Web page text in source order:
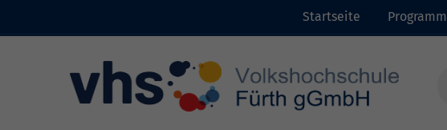
Startseite Programm